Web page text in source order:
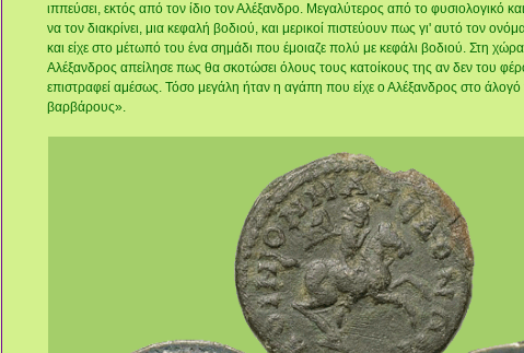
ιππεύσει, εκτός από τον ίδιο τον Αλέξανδρο. Μεγαλύτερος από το φυσιολογικό
να τον διακρίνει, μια κεφαλή βοδιού, και μερικοί πιστεύουν πως γι' αυτό τον
και είχε στο μέτωπό του ένα σημάδι που έμοιαζε πολύ με κεφάλι βοδιού. Στη
Αλέξανδρος απείλησε πως θα σκοτώσει όλους τους κατοίκους της αν δεν του
επιστραφεί αμέσως. Τόσο μεγάλη ήταν η αγάπη που είχε ο Αλέξανδρος στο
βαρβάρους».